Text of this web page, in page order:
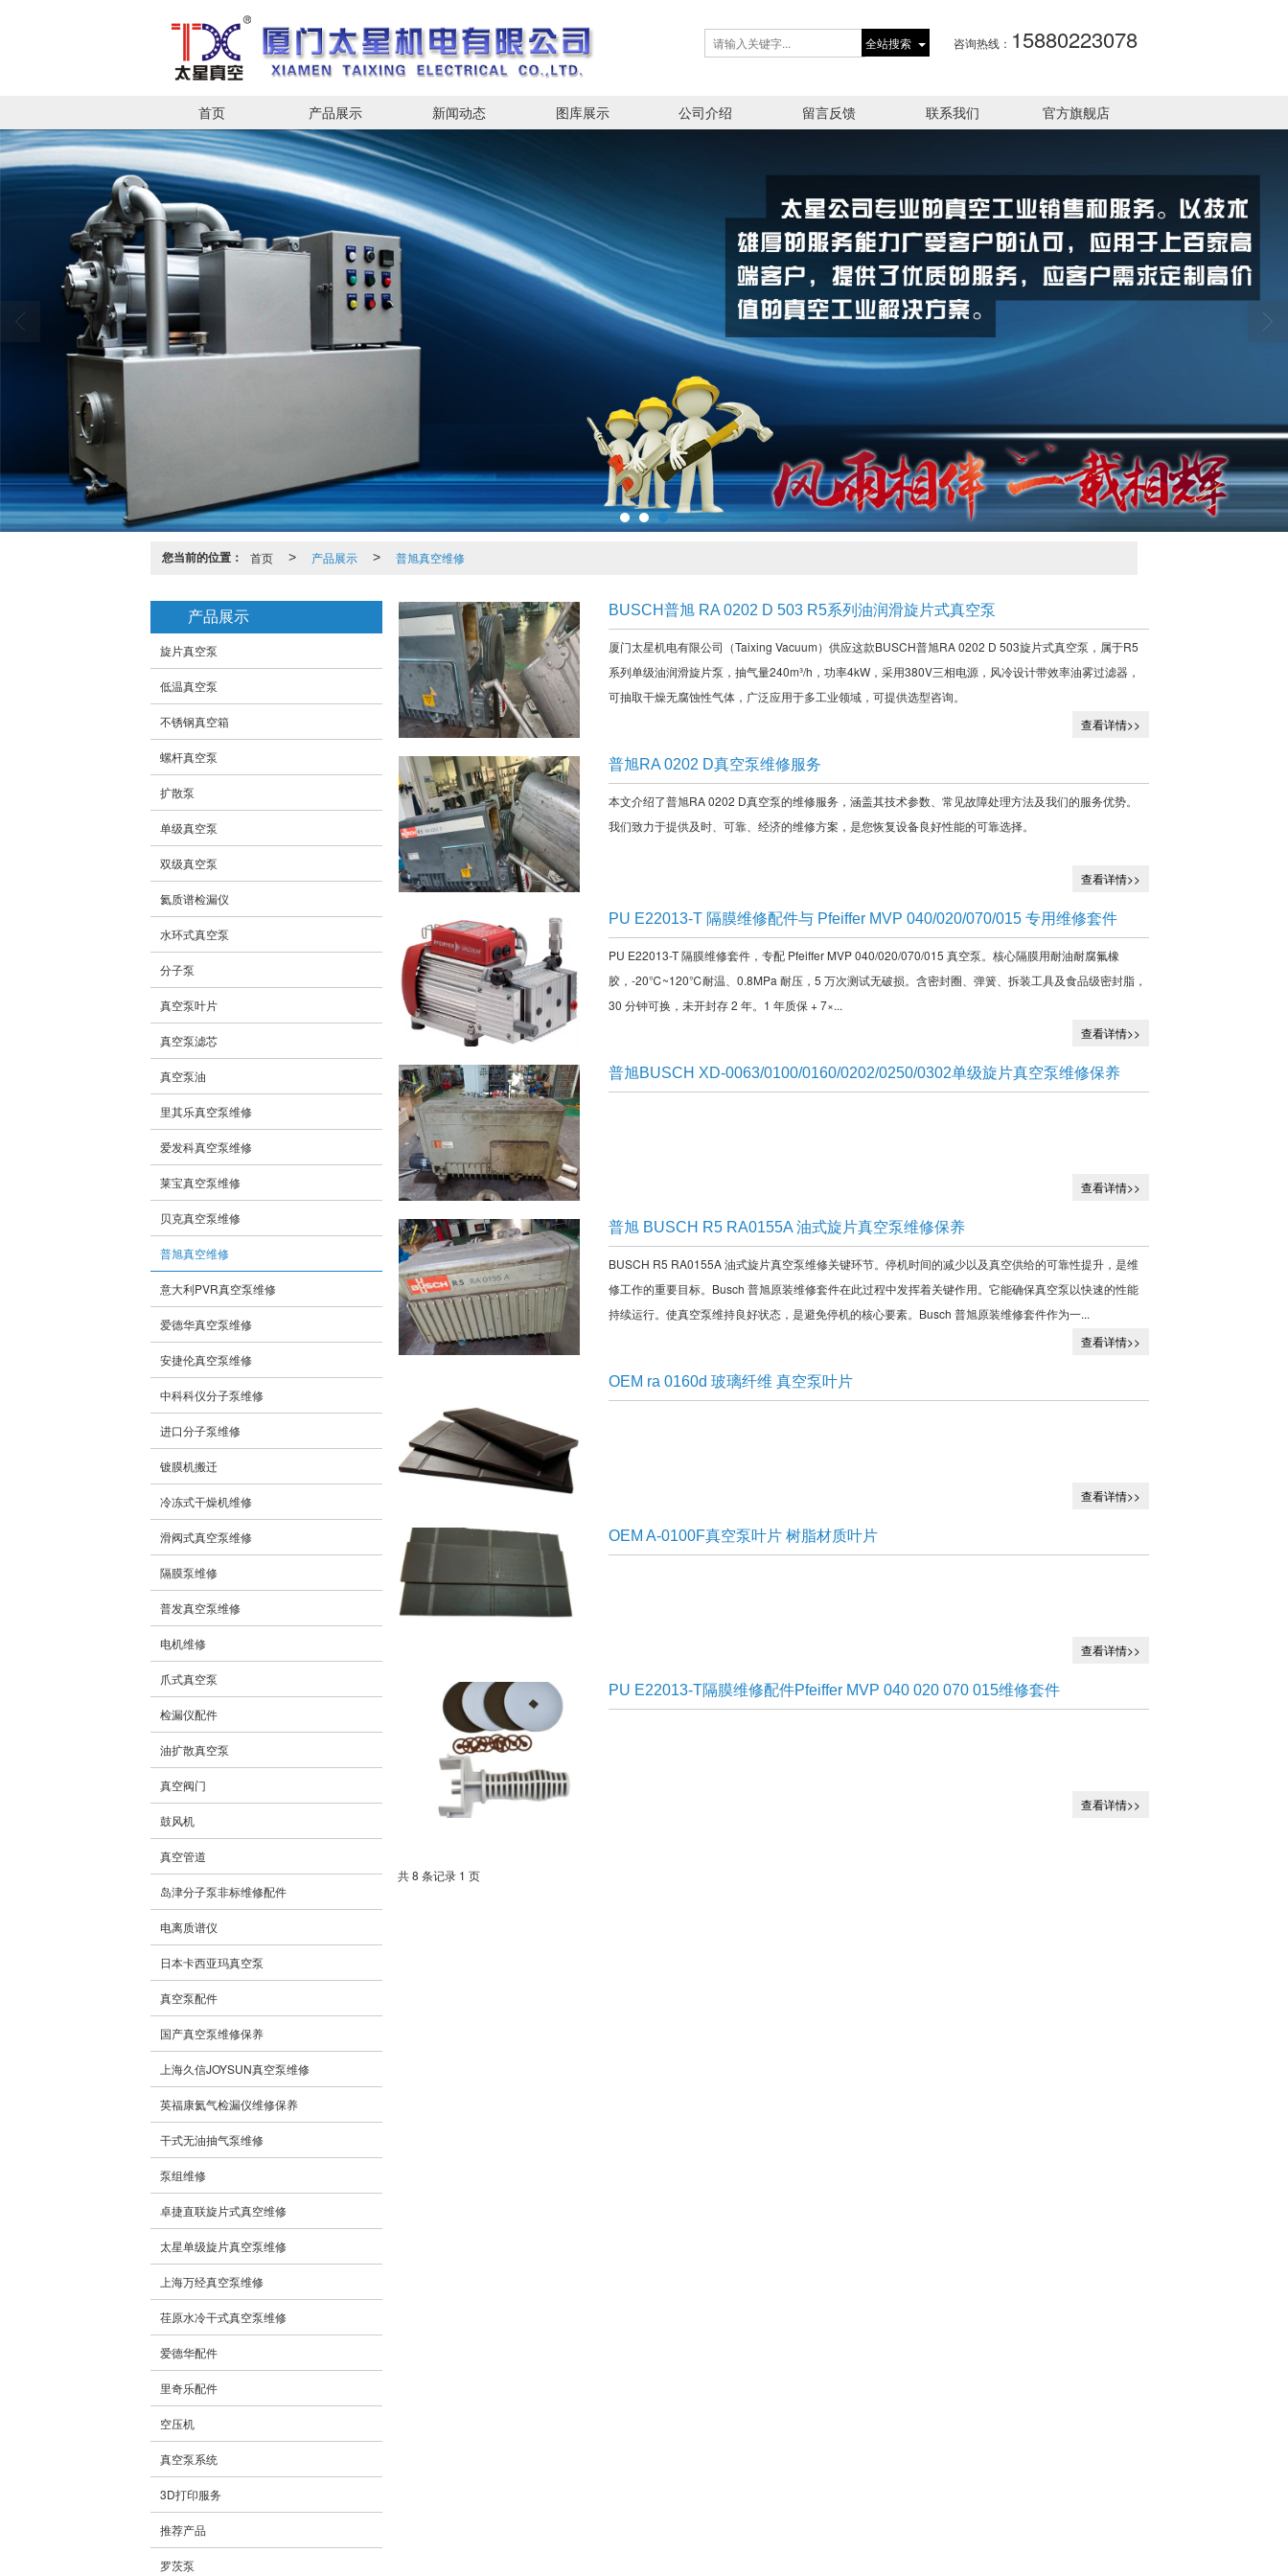
咨询热线： 15880223078
全站搜索
首页 产品展示 新闻动态 图库展示 公司介绍 留言反馈 联系我们 官方旗舰店
您当前的位置： 首页 > 产品展示 > 普旭真空维修
BUSCH普旭 RA 0202 D 503 R5系列油润滑旋片式真空泵
厦门太星机电有限公司（Taixing Vacuum）供应这款BUSCH普旭RA 0202 D 503旋片式真空泵，属于R5
系列单级油润滑旋片泵，抽气量240m³/h，功率4kW，采用380V三相电源，风冷设计带效率油雾过滤器，
可抽取干燥无腐蚀性气体，广泛应用于多工业领域，可提供选型咨询。
查看详情>>
普旭RA 0202 D真空泵维修服务
本文介绍了普旭RA 0202 D真空泵的维修服务，涵盖其技术参数、常见故障处理方法及我们的服务优势。
我们致力于提供及时、可靠、经济的维修方案，是您恢复设备良好性能的可靠选择。
查看详情>>
PU E22013-T 隔膜维修配件与 Pfeiffer MVP 040/020/070/015 专用维修套件
PU E22013-T 隔膜维修套件，专配 Pfeiffer MVP 040/020/070/015 真空泵。核心隔膜用耐油耐腐氟橡
胶，-20℃~120℃耐温、0.8MPa 耐压，5 万次测试无破损。含密封圈、弹簧、拆装工具及食品级密封脂，
30 分钟可换，未开封存 2 年。1 年质保 + 7×...
查看详情>>
普旭BUSCH XD-0063/0100/0160/0202/0250/0302单级旋片真空泵维修保养
查看详情>>
普旭 BUSCH R5 RA0155A 油式旋片真空泵维修保养
BUSCH R5 RA0155A 油式旋片真空泵维修关键环节。停机时间的减少以及真空供给的可靠性提升，是维
修工作的重要目标。Busch 普旭原装维修套件在此过程中发挥着关键作用。它能确保真空泵以快速的性能
持续运行。使真空泵维持良好状态，是避免停机的核心要素。Busch 普旭原装维修套件作为一...
查看详情>>
OEM ra 0160d 玻璃纤维 真空泵叶片
查看详情>>
OEM A-0100F真空泵叶片 树脂材质叶片
查看详情>>
PU E22013-T隔膜维修配件Pfeiffer MVP 040 020 070 015维修套件
查看详情>>
共 8 条记录 1 页
产品展示
旋片真空泵
低温真空泵
不锈钢真空箱
螺杆真空泵
扩散泵
单级真空泵
双级真空泵
氦质谱检漏仪
水环式真空泵
分子泵
真空泵叶片
真空泵滤芯
真空泵油
里其乐真空泵维修
爱发科真空泵维修
莱宝真空泵维修
贝克真空泵维修
普旭真空维修
意大利PVR真空泵维修
爱德华真空泵维修
安捷伦真空泵维修
中科科仪分子泵维修
进口分子泵维修
镀膜机搬迁
冷冻式干燥机维修
滑阀式真空泵维修
隔膜泵维修
普发真空泵维修
电机维修
爪式真空泵
检漏仪配件
油扩散真空泵
真空阀门
鼓风机
真空管道
岛津分子泵非标维修配件
电离质谱仪
日本卡西亚玛真空泵
真空泵配件
国产真空泵维修保养
上海久信JOYSUN真空泵维修
英福康氦气检漏仪维修保养
干式无油抽气泵维修
泵组维修
卓捷直联旋片式真空维修
太星单级旋片真空泵维修
上海万经真空泵维修
荏原水冷干式真空泵维修
爱德华配件
里奇乐配件
空压机
真空泵系统
3D打印服务
推荐产品
罗茨泵